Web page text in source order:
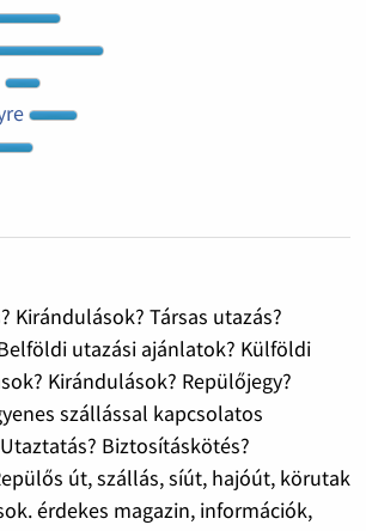
Kirándulások? Társas utazás?
utazási ajánlatok? Külföldi
Kirándulások? Repülőjegy?
szállással kapcsolatos
Biztosításkötés?
út, szállás, síút, hajóút, körutak
érdekes magazin, információk,